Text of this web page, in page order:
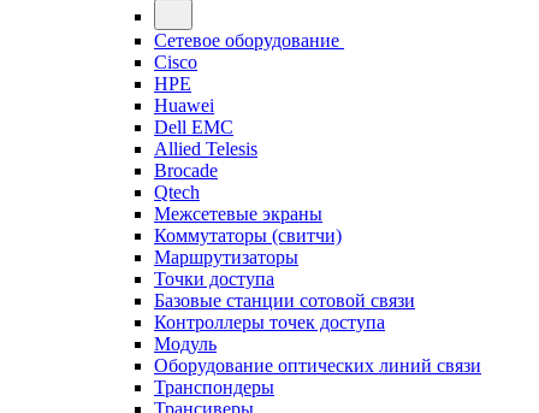
Сетевое оборудование
Cisco
HPE
Huawei
Dell EMC
Allied Telesis
Brocade
Qtech
Межсетевые экраны
Коммутаторы (свитчи)
Маршрутизаторы
Точки доступа
Базовые станции сотовой связи
Контроллеры точек доступа
Модуль
Оборудование оптических линий связи
Транспондеры